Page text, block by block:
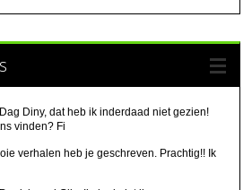
Dag Diny, dat heb ik inderdaad niet gezien!
vinden? Fi
verhalen heb je geschreven. Prachtig!! Ik